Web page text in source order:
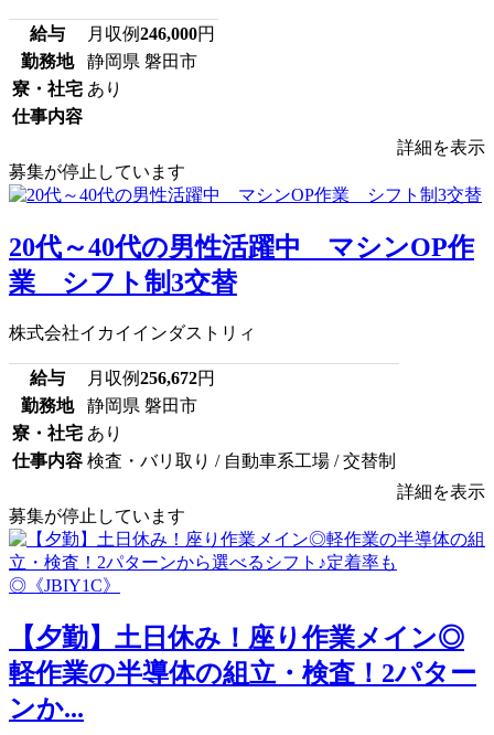
給与 月収例246,000円
勤務地
静岡県 磐田市
寮・社宅 あり
仕事内容
詳細を表示
募集が停止しています
20代～40代の男性活躍中 マシンOP作
業 シフト制3交替
株式会社イカイインダストリィ
給与 月収例256,672円
勤務地
静岡県 磐田市
寮・社宅 あり
仕事内容 検査・バリ取り / 自動車系工場 / 交替制
詳細を表示
募集が停止しています
【夕勤】土日休み！座り作業メイン◎
軽作業の半導体の組立・検査！2パター
ンか...